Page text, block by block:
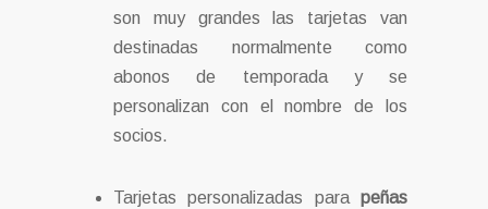
son muy grandes las tarjetas van
destinadas normalmente como
abonos de temporada y se
personalizan con el nombre de los
socios.
Tarjetas personalizadas para peñas